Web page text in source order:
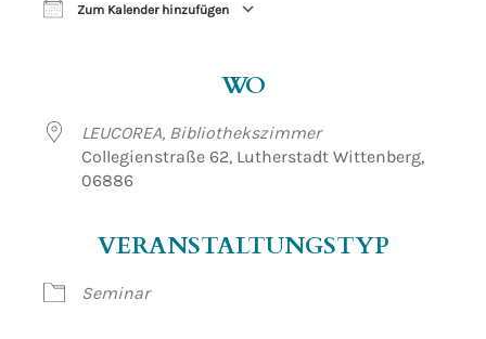
Zum Kalender hinzufügen
WO
LEUCOREA, Bibliothekszimmer
Collegienstraße 62, Lutherstadt Wittenberg,
06886
VERANSTALTUNGSTYP
Seminar